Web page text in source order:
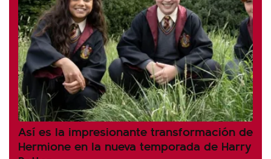
Así es la impresionante transformación de
Hermione en la nueva temporada de Harry